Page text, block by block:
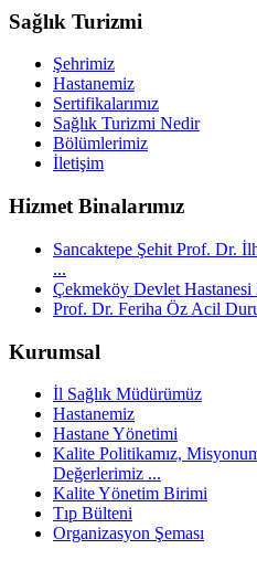
Sağlık Turizmi
Şehrimiz
Hastanemiz
Sertifikalarımız
Sağlık Turizmi Nedir
Bölümlerimiz
İletişim
Hizmet Binalarımız
Sancaktepe Şehit Prof. Dr.
...
Çekmeköy Devlet Hastanesi
Prof. Dr. Feriha Öz Acil
Kurumsal
İl Sağlık Müdürümüz
Hastanemiz
Hastane Yönetimi
Kalite Politikamız,
Değerlerimiz ...
Kalite Yönetim Birimi
Tıp Bülteni
Organizasyon Şeması